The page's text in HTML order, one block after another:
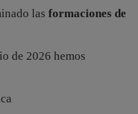
las formaciones de
de 2026 hemos